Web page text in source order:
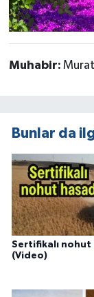
Muhabir: Murat
Bunlar da
Sertifikalı nohut
(Video)